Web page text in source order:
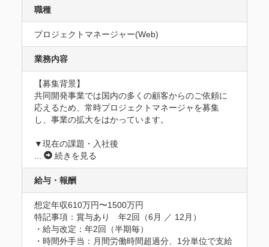
職種
プロジェクトマネージャー(Web)
業務内容
【募集背景】
共同開発事業では国内の多くの顧客からのご依頼に
応えるため、常時プロジェクトマネージャを募集
し、事業の拡大をはかっています。
▼現在の課題・入社後
...
続きを見る
給与・報酬
想定年収610万円〜1500万円
特記事項：賞与あり　年2回（6月 ／ 12月）
・給与改定：年2回（半期毎）
・時間外手当：月間労働時間超過分、1分単位で支給